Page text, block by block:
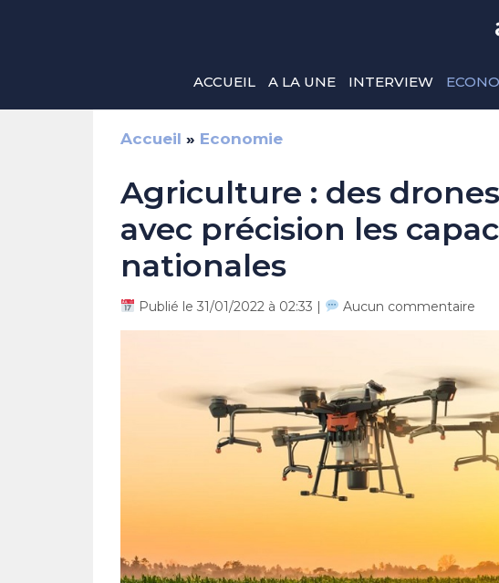
ACCUEIL A LA UNE INTERVIEW
Accueil » Economie
Agriculture : des
avec précision les
nationales
Publié le 31/01/2022 à 02:33 | Aucun commentaire